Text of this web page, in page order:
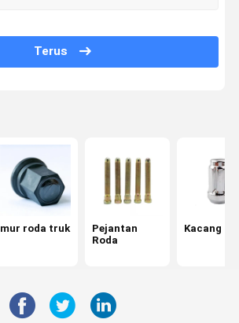
Terus
mur roda truk
Pejantan
Roda
Kacang